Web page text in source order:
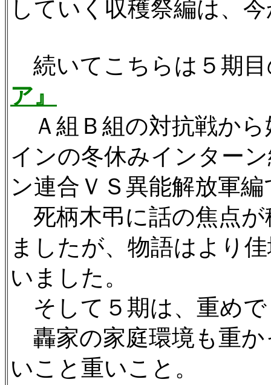
していく収穫祭編は、
続いてこちらは５期
ア』
Ａ組Ｂ組の対抗戦から
インの冬休みインター
ン連合ＶＳ異能解放軍
死柄木弔に話の焦点が
ましたが、物語はより
いました。
そして５期は、重め
轟家の家庭環境も重か
いこと重いこと。